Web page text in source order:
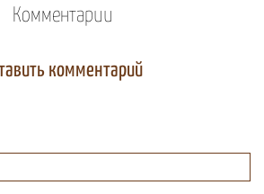
Комментарии
комментарий